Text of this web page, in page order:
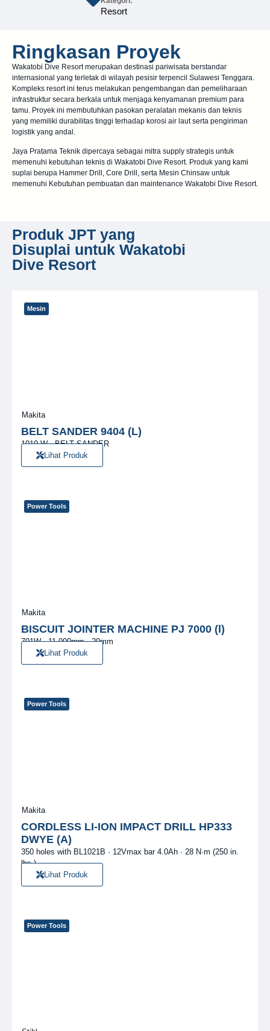
Resort
Ringkasan Proyek
Wakatobi Dive Resort merupakan destinasi pariwisata berstandar
internasional yang terletak di wilayah pesisir terpencil Sulawesi Tenggara.
Kompleks resort ini terus melakukan pengembangan dan pemeliharaan
infrastruktur secara berkala untuk menjaga kenyamanan premium para
tamu. Proyek ini membutuhkan pasokan peralatan mekanis dan teknis
yang memiliki durabilitas tinggi terhadap korosi air laut serta pengiriman
logistik yang andal.
Jaya Pratama Teknik dipercaya sebagai mitra supply strategis untuk
memenuhi kebutuhan teknis di Wakatobi Dive Resort. Produk yang kami
suplai berupa Hammer Drill, Core Drill, serta Mesin Chinsaw untuk
memenuhi Kebutuhan pembuatan dan maintenance Wakatobi Dive Resort.
Produk JPT yang
Disuplai untuk Wakatobi
Dive Resort
BELT SANDER 9404 (L)
1010 W · BELT SANDER
Lihat Produk
Makita
Mesin
BISCUIT JOINTER MACHINE PJ 7000 (l)
701W · 11,000rpm · 20mm
Lihat Produk
Makita
Power Tools
CORDLESS LI-ION IMPACT DRILL HP333
DWYE (A)
350 holes with BL1021B · 12Vmax bar 4.0Ah · 28 N·m (250 in.
lbs.)
Lihat Produk
Makita
Power Tools
Power Tools